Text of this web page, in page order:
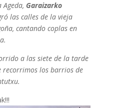
Ageda, Garaizarko
las calles de la vieja
cantando coplas en
a las siete de la tarde
recorrimos los barrios de